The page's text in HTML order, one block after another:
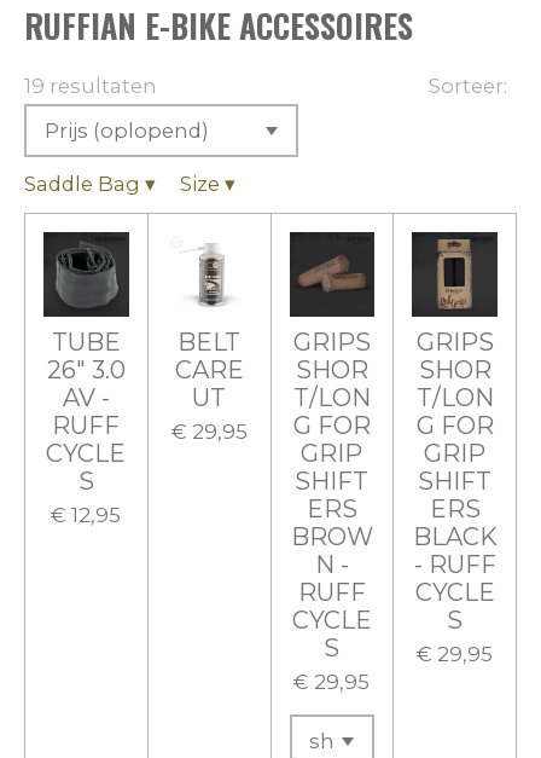
RUFFIAN E-BIKE ACCESSOIRES
19 resultaten Sorteer:
Saddle Bag ▾ Size ▾
TUBE
26" 3.0
AV -
RUFF
CYCLE
S
€ 12,95
BELT
CARE
UT
€ 29,95
GRIPS
SHOR
T/LON
G FOR
GRIP
SHIFT
ERS
BROW
N -
RUFF
CYCLE
S
€ 29,95
GRIPS
SHOR
T/LON
G FOR
GRIP
SHIFT
ERS
BLACK
- RUFF
CYCLE
S
€ 29,95